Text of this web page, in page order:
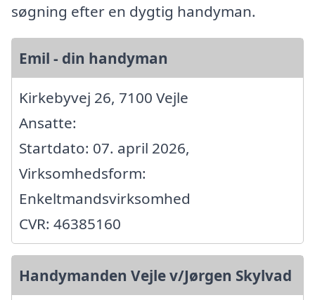
søgning efter en dygtig handyman.
Emil - din handyman
Kirkebyvej 26, 7100 Vejle
Ansatte:
Startdato: 07. april 2026,
Virksomhedsform:
Enkeltmandsvirksomhed
CVR: 46385160
Handymanden Vejle v/Jørgen Skylvad